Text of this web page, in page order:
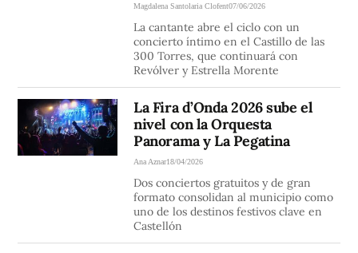
Magdalena Santolaria Clofent07/06/2026
La cantante abre el ciclo con un
concierto íntimo en el Castillo de las
300 Torres, que continuará con
Revólver y Estrella Morente
La Fira d’Onda 2026 sube el
nivel con la Orquesta
Panorama y La Pegatina
Ana Aznar18/04/2026
Dos conciertos gratuitos y de gran
formato consolidan al municipio como
uno de los destinos festivos clave en
Castellón